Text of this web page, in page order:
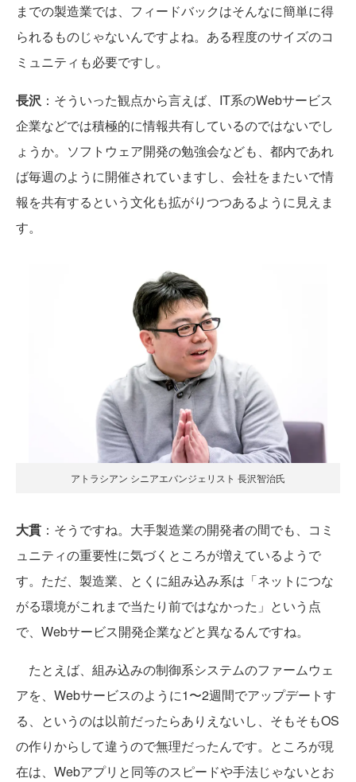
までの製造業では、フィードバックはそんなに簡単に得
られるものじゃないんですよね。ある程度のサイズのコ
ミュニティも必要ですし。
長沢 ：そういった観点から言えば、IT系のWebサービス
企業などでは積極的に情報共有しているのではないでし
ょうか。ソフトウェア開発の勉強会なども、都内であれ
ば毎週のように開催されていますし、会社をまたいで情
報を共有するという文化も拡がりつつあるように見えま
す。
アトラシアン シニアエバンジェリスト 長沢智治氏
大貫 ：そうですね。大手製造業の開発者の間でも、コミ
ュニティの重要性に気づくところが増えているようで
す。ただ、製造業、とくに組み込み系は「ネットにつな
がる環境がこれまで当たり前ではなかった」という点
で、Webサービス開発企業などと異なるんですね。
たとえば、組み込みの制御系システムのファームウェ
アを、Webサービスのように1〜2週間でアップデートす
る、というのは以前だったらありえないし、そもそもOS
の作りからして違うので無理だったんです。ところが現
在は、Webアプリと同等のスピードや手法じゃないとお